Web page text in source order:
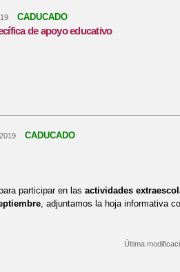
CADUCADO
de apoyo educativo
CADUCADO
participar en las actividades
, adjuntamos la hoja informativa
Última